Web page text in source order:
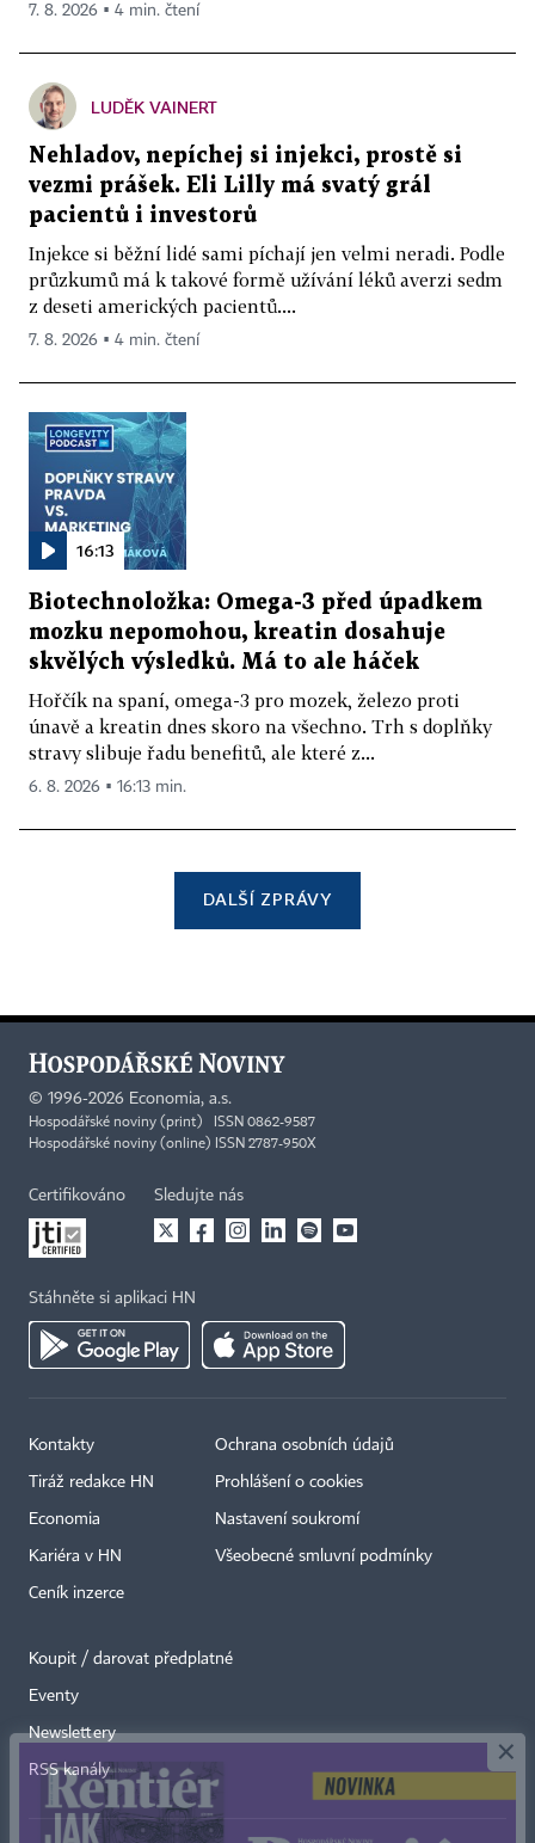
7. 8. 2026 ▪ 4 min. čtení
LUDĚK VAINERT
Nehladov, nepíchej si injekci, prostě si
vezmi prášek. Eli Lilly má svatý grál
pacientů i investorů
Injekce si běžní lidé sami píchají jen velmi neradi. Podle
průzkumů má k takové formě užívání léků averzi sedm
z deseti amerických pacientů....
7. 8. 2026 ▪ 4 min. čtení
16:13
Biotechnoložka: Omega-3 před úpadkem
mozku nepomohou, kreatin dosahuje
skvělých výsledků. Má to ale háček
Hořčík na spaní, omega-3 pro mozek, železo proti
únavě a kreatin dnes skoro na všechno. Trh s doplňky
stravy slibuje řadu benefitů, ale které z...
6. 8. 2026 ▪ 16:13 min.
DALŠÍ ZPRÁVY
© 1996-2026 Economia, a.s.
Hospodářské noviny (print) ISSN 0862-9587
Hospodářské noviny (online) ISSN 2787-950X
Certifikováno Sledujte nás
Stáhněte si aplikaci HN
Kontakty
Tiráž redakce HN
Economia
Kariéra v HN
Ceník inzerce
Ochrana osobních údajů
Prohlášení o cookies
Nastavení soukromí
Všeobecné smluvní podmínky
Koupit / darovat předplatné
Eventy
Newslettery
RSS kanály